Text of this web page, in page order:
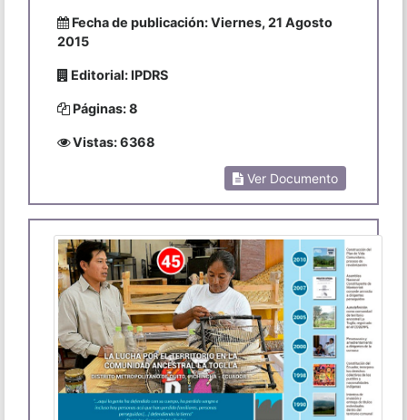
Fecha de publicación: Viernes, 21 Agosto
2015
Editorial: IPDRS
Páginas: 8
Vistas: 6368
Ver Documento